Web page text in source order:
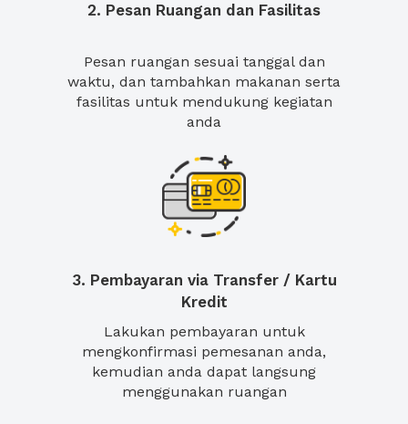
2. Pesan Ruangan dan Fasilitas
Pesan ruangan sesuai tanggal dan
waktu, dan tambahkan makanan serta
fasilitas untuk mendukung kegiatan
anda
3. Pembayaran via Transfer / Kartu
Kredit
Lakukan pembayaran untuk
mengkonfirmasi pemesanan anda,
kemudian anda dapat langsung
menggunakan ruangan